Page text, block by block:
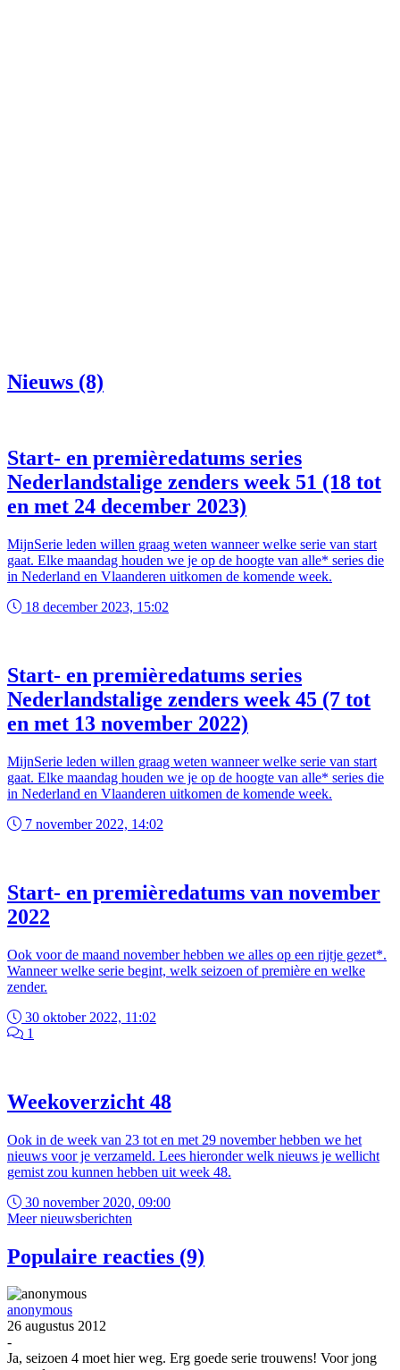
Nieuws (8)
Start- en premièredatums series
Nederlandstalige zenders week 51 (18 tot
en met 24 december 2023)
MijnSerie leden willen graag weten wanneer welke serie van start
gaat. Elke maandag houden we je op de hoogte van alle* series die
in Nederland en Vlaanderen uitkomen de komende week.
18 december 2023, 15:02
Start- en premièredatums series
Nederlandstalige zenders week 45 (7 tot
en met 13 november 2022)
MijnSerie leden willen graag weten wanneer welke serie van start
gaat. Elke maandag houden we je op de hoogte van alle* series die
in Nederland en Vlaanderen uitkomen de komende week.
7 november 2022, 14:02
Start- en premièredatums van november
2022
Ook voor de maand november hebben we alles op een rijtje gezet*.
Wanneer welke serie begint, welk seizoen of première en welke
zender.
30 oktober 2022, 11:02
1
Weekoverzicht 48
Ook in de week van 23 tot en met 29 november hebben we het
nieuws voor je verzameld. Lees hieronder welk nieuws je wellicht
gemist zou kunnen hebben uit week 48.
30 november 2020, 09:00
Meer nieuwsberichten
Populaire reacties (9)
anonymous
26 augustus 2012
-
Ja, seizoen 4 moet hier weg. Erg goede serie trouwens! Voor jong